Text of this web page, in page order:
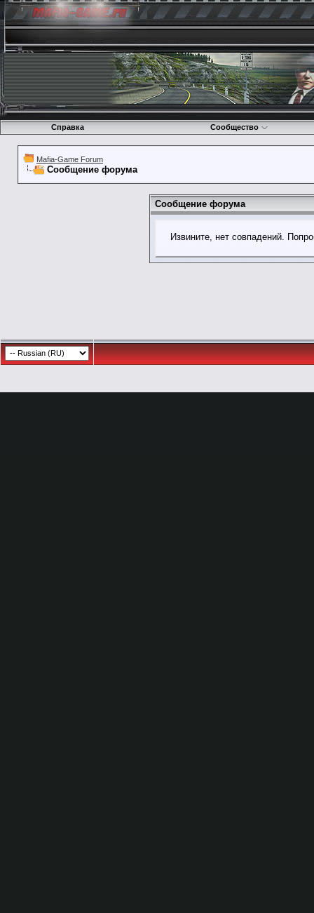
Справка Сообщество
Mafia-Game Forum
Сообщение форума
Сообщение форума
Извините, нет совпадений.